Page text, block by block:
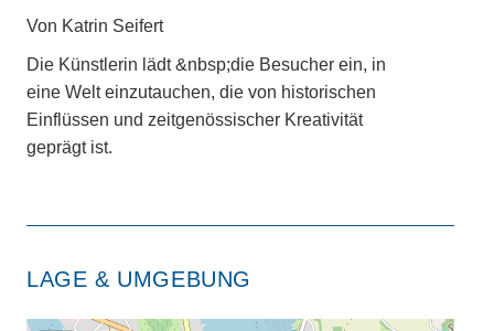
Von Katrin Seifert
Die Künstlerin lädt &nbsp;die Besucher ein, in
eine Welt einzutauchen, die von historischen
Einflüssen und zeitgenössischer Kreativität
geprägt ist.
LAGE & UMGEBUNG